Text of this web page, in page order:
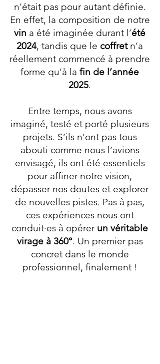
n’était pas pour autant définie.
En effet, la composition de notre
vin a été imaginée durant l’été
2024, tandis que le coffret n’a
réellement commencé à prendre
forme qu’à la fin de l’année
2025.
Entre temps, nous avons
imaginé, testé et porté plusieurs
projets. S’ils n’ont pas tous
abouti comme nous l’avions
envisagé, ils ont été essentiels
pour affiner notre vision,
dépasser nos doutes et explorer
de nouvelles pistes. Pas à pas,
ces expériences nous ont
conduit·es à opérer un véritable
virage à 360°. Un premier pas
concret dans le monde
professionnel, finalement !